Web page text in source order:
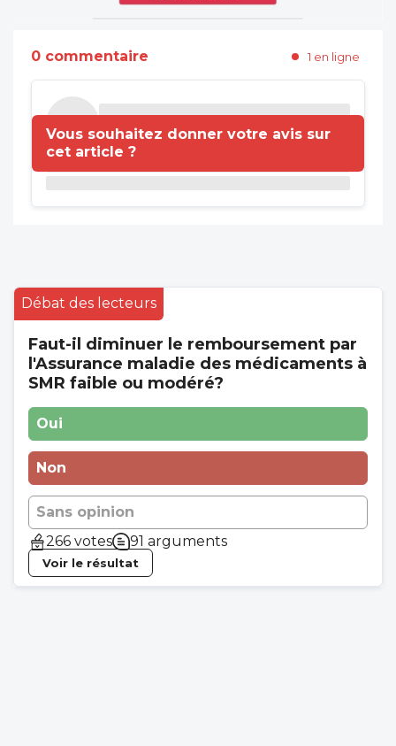
0 commentaire 1 en ligne
Vous souhaitez donner votre avis sur
cet article ?
Débat des lecteurs
Faut-il diminuer le remboursement par
l'Assurance maladie des médicaments à
SMR faible ou modéré?
Oui
Non
Sans opinion
266 votes
91 arguments
Voir le résultat